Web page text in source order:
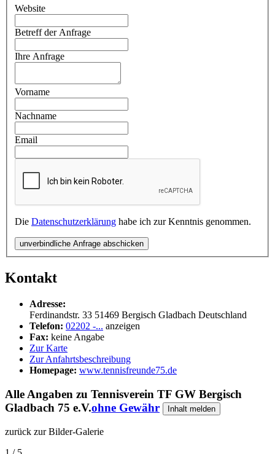
Website
Betreff der Anfrage
Ihre Anfrage
Vorname
Nachname
Email
Die Datenschutzerklärung habe ich zur Kenntnis genommen.
unverbindliche Anfrage abschicken
Kontakt
Adresse:
Ferdinandstr. 33 51469 Bergisch Gladbach Deutschland
Telefon: 02202 -... anzeigen
Fax: keine Angabe
Zur Karte
Zur Anfahrtsbeschreibung
Homepage: www.tennisfreunde75.de
Alle Angaben zu Tennisverein TF GW Bergisch
Gladbach 75 e.V.ohne Gewähr Inhalt melden
zurück zur Bilder-Galerie